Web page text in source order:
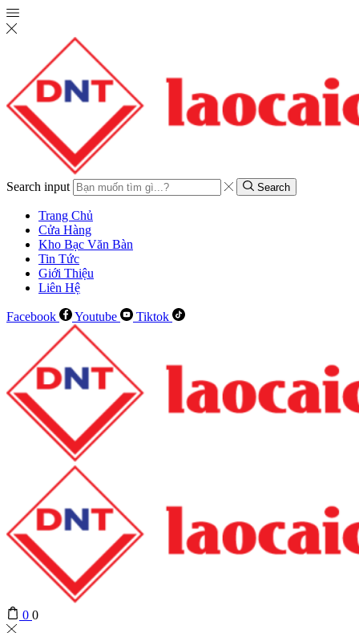
Search input Search
Trang Chủ
Cửa Hàng
Kho Bạc Văn Bàn
Tin Tức
Giới Thiệu
Liên Hệ
Facebook Youtube Tiktok
0 0